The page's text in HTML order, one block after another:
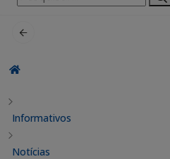
por:
Informativos
Notícias